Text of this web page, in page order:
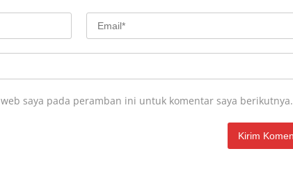
saya pada peramban ini untuk komentar saya berikutnya.